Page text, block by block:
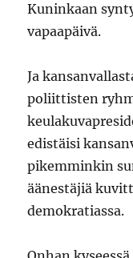
Kuninkaan
vapaapäivä.
Ja
poliittisten
edistäisi
pikemminkin
äänestäjiä
demokratiassa.